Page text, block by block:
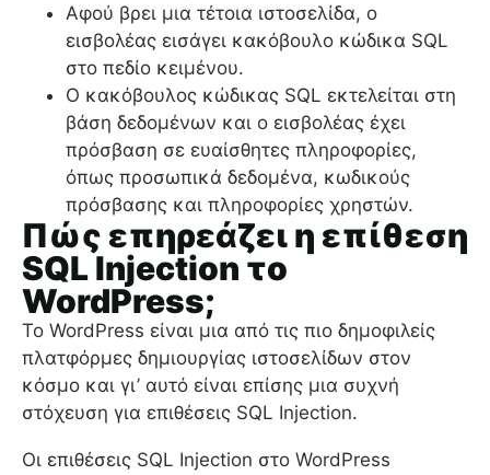
Αφού βρει μια τέτοια ιστοσελίδα, ο
εισβολέας εισάγει κακόβουλο κώδικα SQL
στο πεδίο κειμένου.
Ο κακόβουλος κώδικας SQL εκτελείται στη
βάση δεδομένων και ο εισβολέας έχει
πρόσβαση σε ευαίσθητες πληροφορίες,
όπως προσωπικά δεδομένα, κωδικούς
πρόσβασης και πληροφορίες χρηστών.
Πώς επηρεάζει η επίθεση
SQL Injection το
WordPress;
Το WordPress είναι μια από τις πιο δημοφιλείς
πλατφόρμες δημιουργίας ιστοσελίδων στον
κόσμο και γι’ αυτό είναι επίσης μια συχνή
στόχευση για επιθέσεις SQL Injection.
Οι επιθέσεις SQL Injection στο WordPress